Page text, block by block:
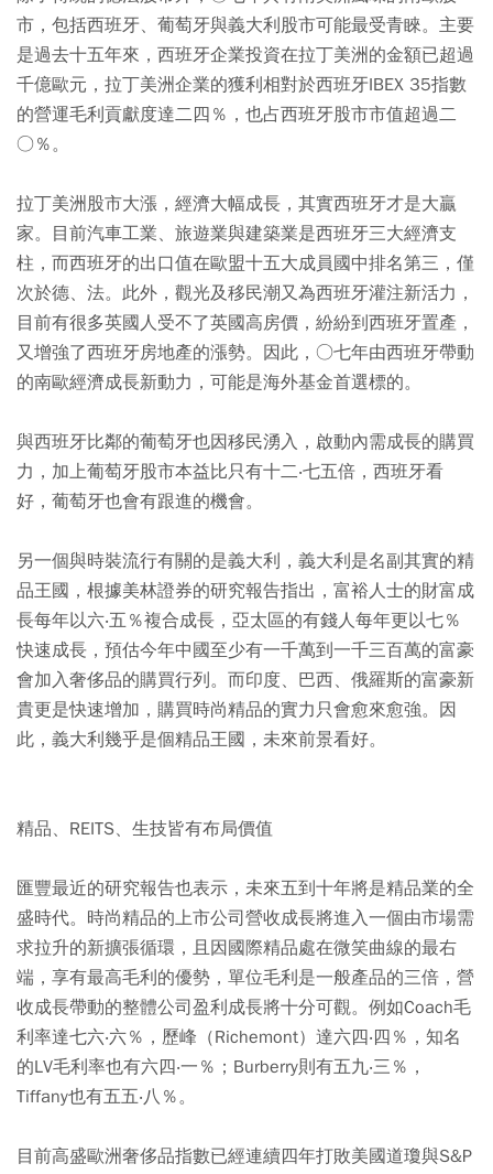
市，包括西班牙、葡萄牙與義大利股市可能最受青睞。主要
是過去十五年來，西班牙企業投資在拉丁美洲的金額已超過
千億歐元，拉丁美洲企業的獲利相對於西班牙IBEX 35指數
的營運毛利貢獻度達二四％，也占西班牙股市市值超過二
○％。
拉丁美洲股市大漲，經濟大幅成長，其實西班牙才是大贏
家。目前汽車工業、旅遊業與建築業是西班牙三大經濟支
柱，而西班牙的出口值在歐盟十五大成員國中排名第三，僅
次於德、法。此外，觀光及移民潮又為西班牙灌注新活力，
目前有很多英國人受不了英國高房價，紛紛到西班牙置產，
又增強了西班牙房地產的漲勢。因此，○七年由西班牙帶動
的南歐經濟成長新動力，可能是海外基金首選標的。
與西班牙比鄰的葡萄牙也因移民湧入，啟動內需成長的購買
力，加上葡萄牙股市本益比只有十二‧七五倍，西班牙看
好，葡萄牙也會有跟進的機會。
另一個與時裝流行有關的是義大利，義大利是名副其實的精
品王國，根據美林證券的研究報告指出，富裕人士的財富成
長每年以六‧五％複合成長，亞太區的有錢人每年更以七％
快速成長，預估今年中國至少有一千萬到一千三百萬的富豪
會加入奢侈品的購買行列。而印度、巴西、俄羅斯的富豪新
貴更是快速增加，購買時尚精品的實力只會愈來愈強。因
此，義大利幾乎是個精品王國，未來前景看好。
精品、REITS、生技皆有布局價值
匯豐最近的研究報告也表示，未來五到十年將是精品業的全
盛時代。時尚精品的上市公司營收成長將進入一個由市場需
求拉升的新擴張循環，且因國際精品處在微笑曲線的最右
端，享有最高毛利的優勢，單位毛利是一般產品的三倍，營
收成長帶動的整體公司盈利成長將十分可觀。例如Coach毛
利率達七六‧六％，歷峰（Richemont）達六四‧四％，知名
的LV毛利率也有六四‧一％；Burberry則有五九‧三％，
Tiffany也有五五‧八％。
目前高盛歐洲奢侈品指數已經連續四年打敗美國道瓊與S&P